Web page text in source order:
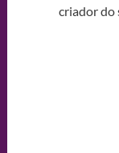
criador do